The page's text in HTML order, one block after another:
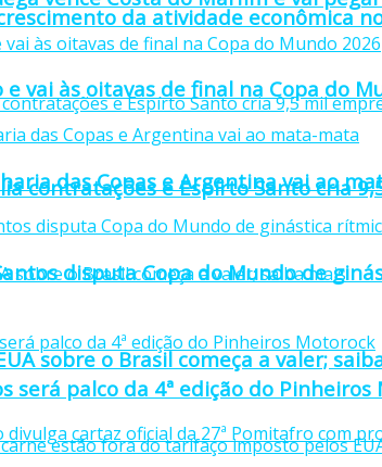
da atividade econômica
contratações e Espírto Santo cria
sobre o Brasil começa a valer;
vai às oitavas de final na Copa do
das Copas e Argentina vai ao
disputa Copa do Mundo de
será palco da 4ª edição do Pinheiros